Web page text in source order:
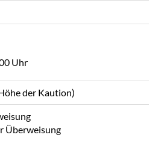
Uhr
der Kaution)
Überweisung